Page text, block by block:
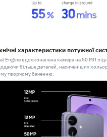
характеристики потужної
Engine вдосконалена камера на 50 МП
більше деталей, насиченіших
творчому баченню.